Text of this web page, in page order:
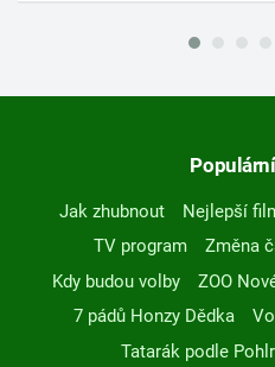
Jak zhubnout Nejlepší
TV program
Změna
Kdy budou volby
ZOO
7 pádů Honzy Dědka
Tatarák podle